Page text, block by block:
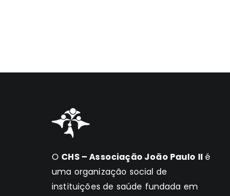
O CHS – Associação João Paulo II é
uma organização social de
instituições de saúde fundada em